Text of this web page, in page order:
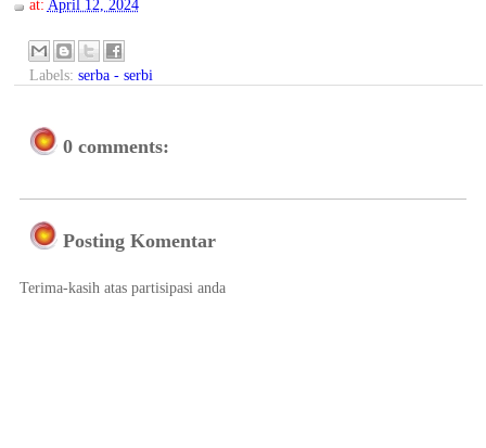
at: April 12, 2024
Labels: serba - serbi
0 comments:
Posting Komentar
Terima-kasih atas partisipasi anda